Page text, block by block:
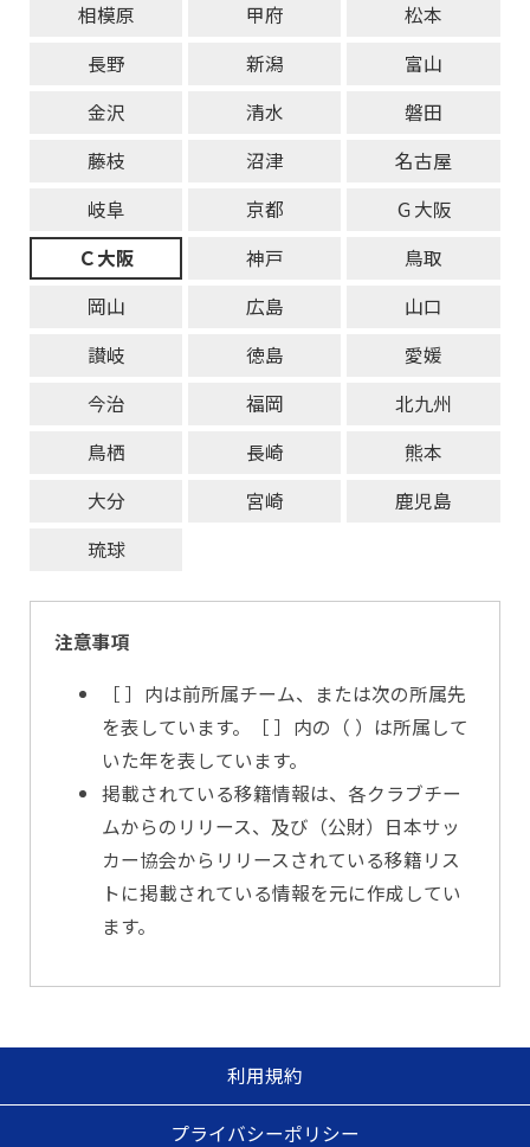
相模原
甲府
松本
長野
新潟
富山
金沢
清水
磐田
藤枝
沼津
名古屋
岐阜
京都
Ｇ大阪
Ｃ大阪
神戸
鳥取
岡山
広島
山口
讃岐
徳島
愛媛
今治
福岡
北九州
鳥栖
長崎
熊本
大分
宮崎
鹿児島
琉球
注意事項
［ ］内は前所属チーム、または次の所属先
を表しています。［ ］内の（ ）は所属して
いた年を表しています。
掲載されている移籍情報は、各クラブチー
ムからのリリース、及び（公財）日本サッ
カー協会からリリースされている移籍リス
トに掲載されている情報を元に作成してい
ます。
利用規約
プライバシーポリシー